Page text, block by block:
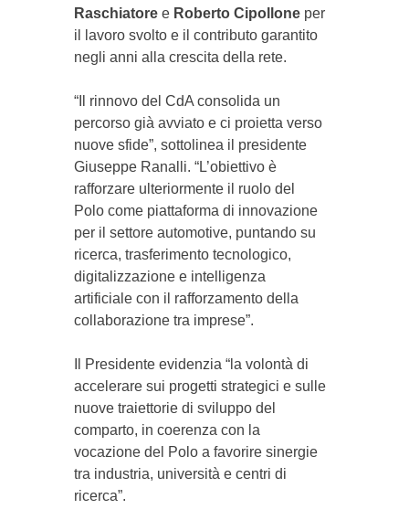
Raschiatoree Roberto Cipolloneper
il lavoro svolto e il contributo garantito
negli anni alla crescita della rete.
“Il rinnovo del CdA consolida un
percorso già avviato e ci proietta verso
nuove sfide”, sottolinea il presidente
Giuseppe Ranalli. “L’obiettivo è
rafforzare ulteriormente il ruolo del
Polo come piattaforma di innovazione
per il settore automotive, puntando su
ricerca, trasferimento tecnologico,
digitalizzazione e intelligenza
artificiale con il rafforzamento della
collaborazione tra imprese”.
Il Presidente evidenzia “la volontà di
accelerare sui progetti strategici e sulle
nuove traiettorie di sviluppo del
comparto, in coerenza con la
vocazione del Polo a favorire sinergie
tra industria, università e centri di
ricerca”.